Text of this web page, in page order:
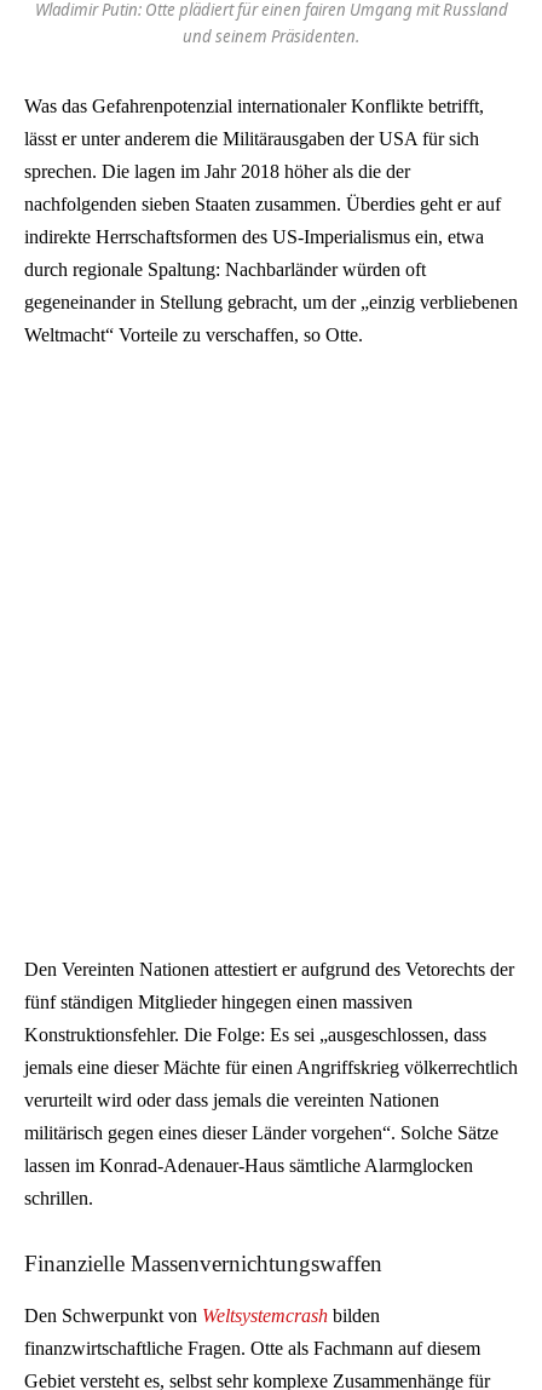
Wladimir Putin: Otte plädiert für einen fairen Umgang mit Russland
und seinem Präsidenten.
Was das Gefahrenpotenzial internationaler Konflikte betrifft,
lässt er unter anderem die Militärausgaben der USA für sich
sprechen. Die lagen im Jahr 2018 höher als die der
nachfolgenden sieben Staaten zusammen. Überdies geht er auf
indirekte Herrschaftsformen des US-Imperialismus ein, etwa
durch regionale Spaltung: Nachbarländer würden oft
gegeneinander in Stellung gebracht, um der „einzig verbliebenen
Weltmacht“ Vorteile zu verschaffen, so Otte.
Den Vereinten Nationen attestiert er aufgrund des Vetorechts der
fünf ständigen Mitglieder hingegen einen massiven
Konstruktionsfehler. Die Folge: Es sei „ausgeschlossen, dass
jemals eine dieser Mächte für einen Angriffskrieg völkerrechtlich
verurteilt wird oder dass jemals die vereinten Nationen
militärisch gegen eines dieser Länder vorgehen“. Solche Sätze
lassen im Konrad-Adenauer-Haus sämtliche Alarmglocken
schrillen.
Finanzielle Massenvernichtungswaffen
Den Schwerpunkt von Weltsystemcrash bilden
finanzwirtschaftliche Fragen. Otte als Fachmann auf diesem
Gebiet versteht es, selbst sehr komplexe Zusammenhänge für